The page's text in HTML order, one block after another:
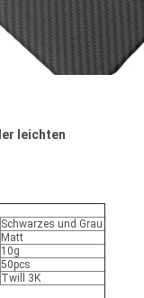
leichten
Schwarzes und Grau
Matt
10g
50pcs
Twill 3K